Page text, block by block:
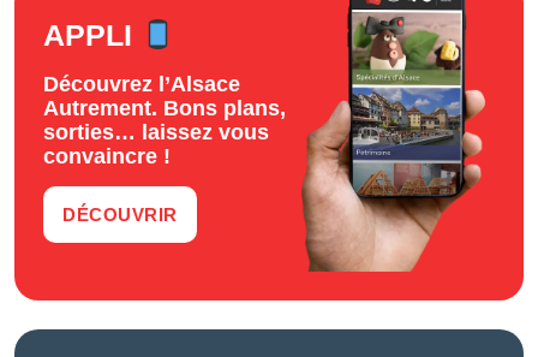
APPLI
Découvrez l’Alsace
Autrement. Bons plans,
sorties… laissez vous
convaincre !
DÉCOUVRIR